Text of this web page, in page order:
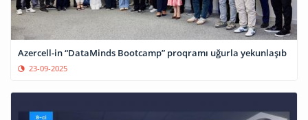
Azercell-in “DataMinds Bootcamp” proqramı uğurla yekunlaşıb
23-09-2025